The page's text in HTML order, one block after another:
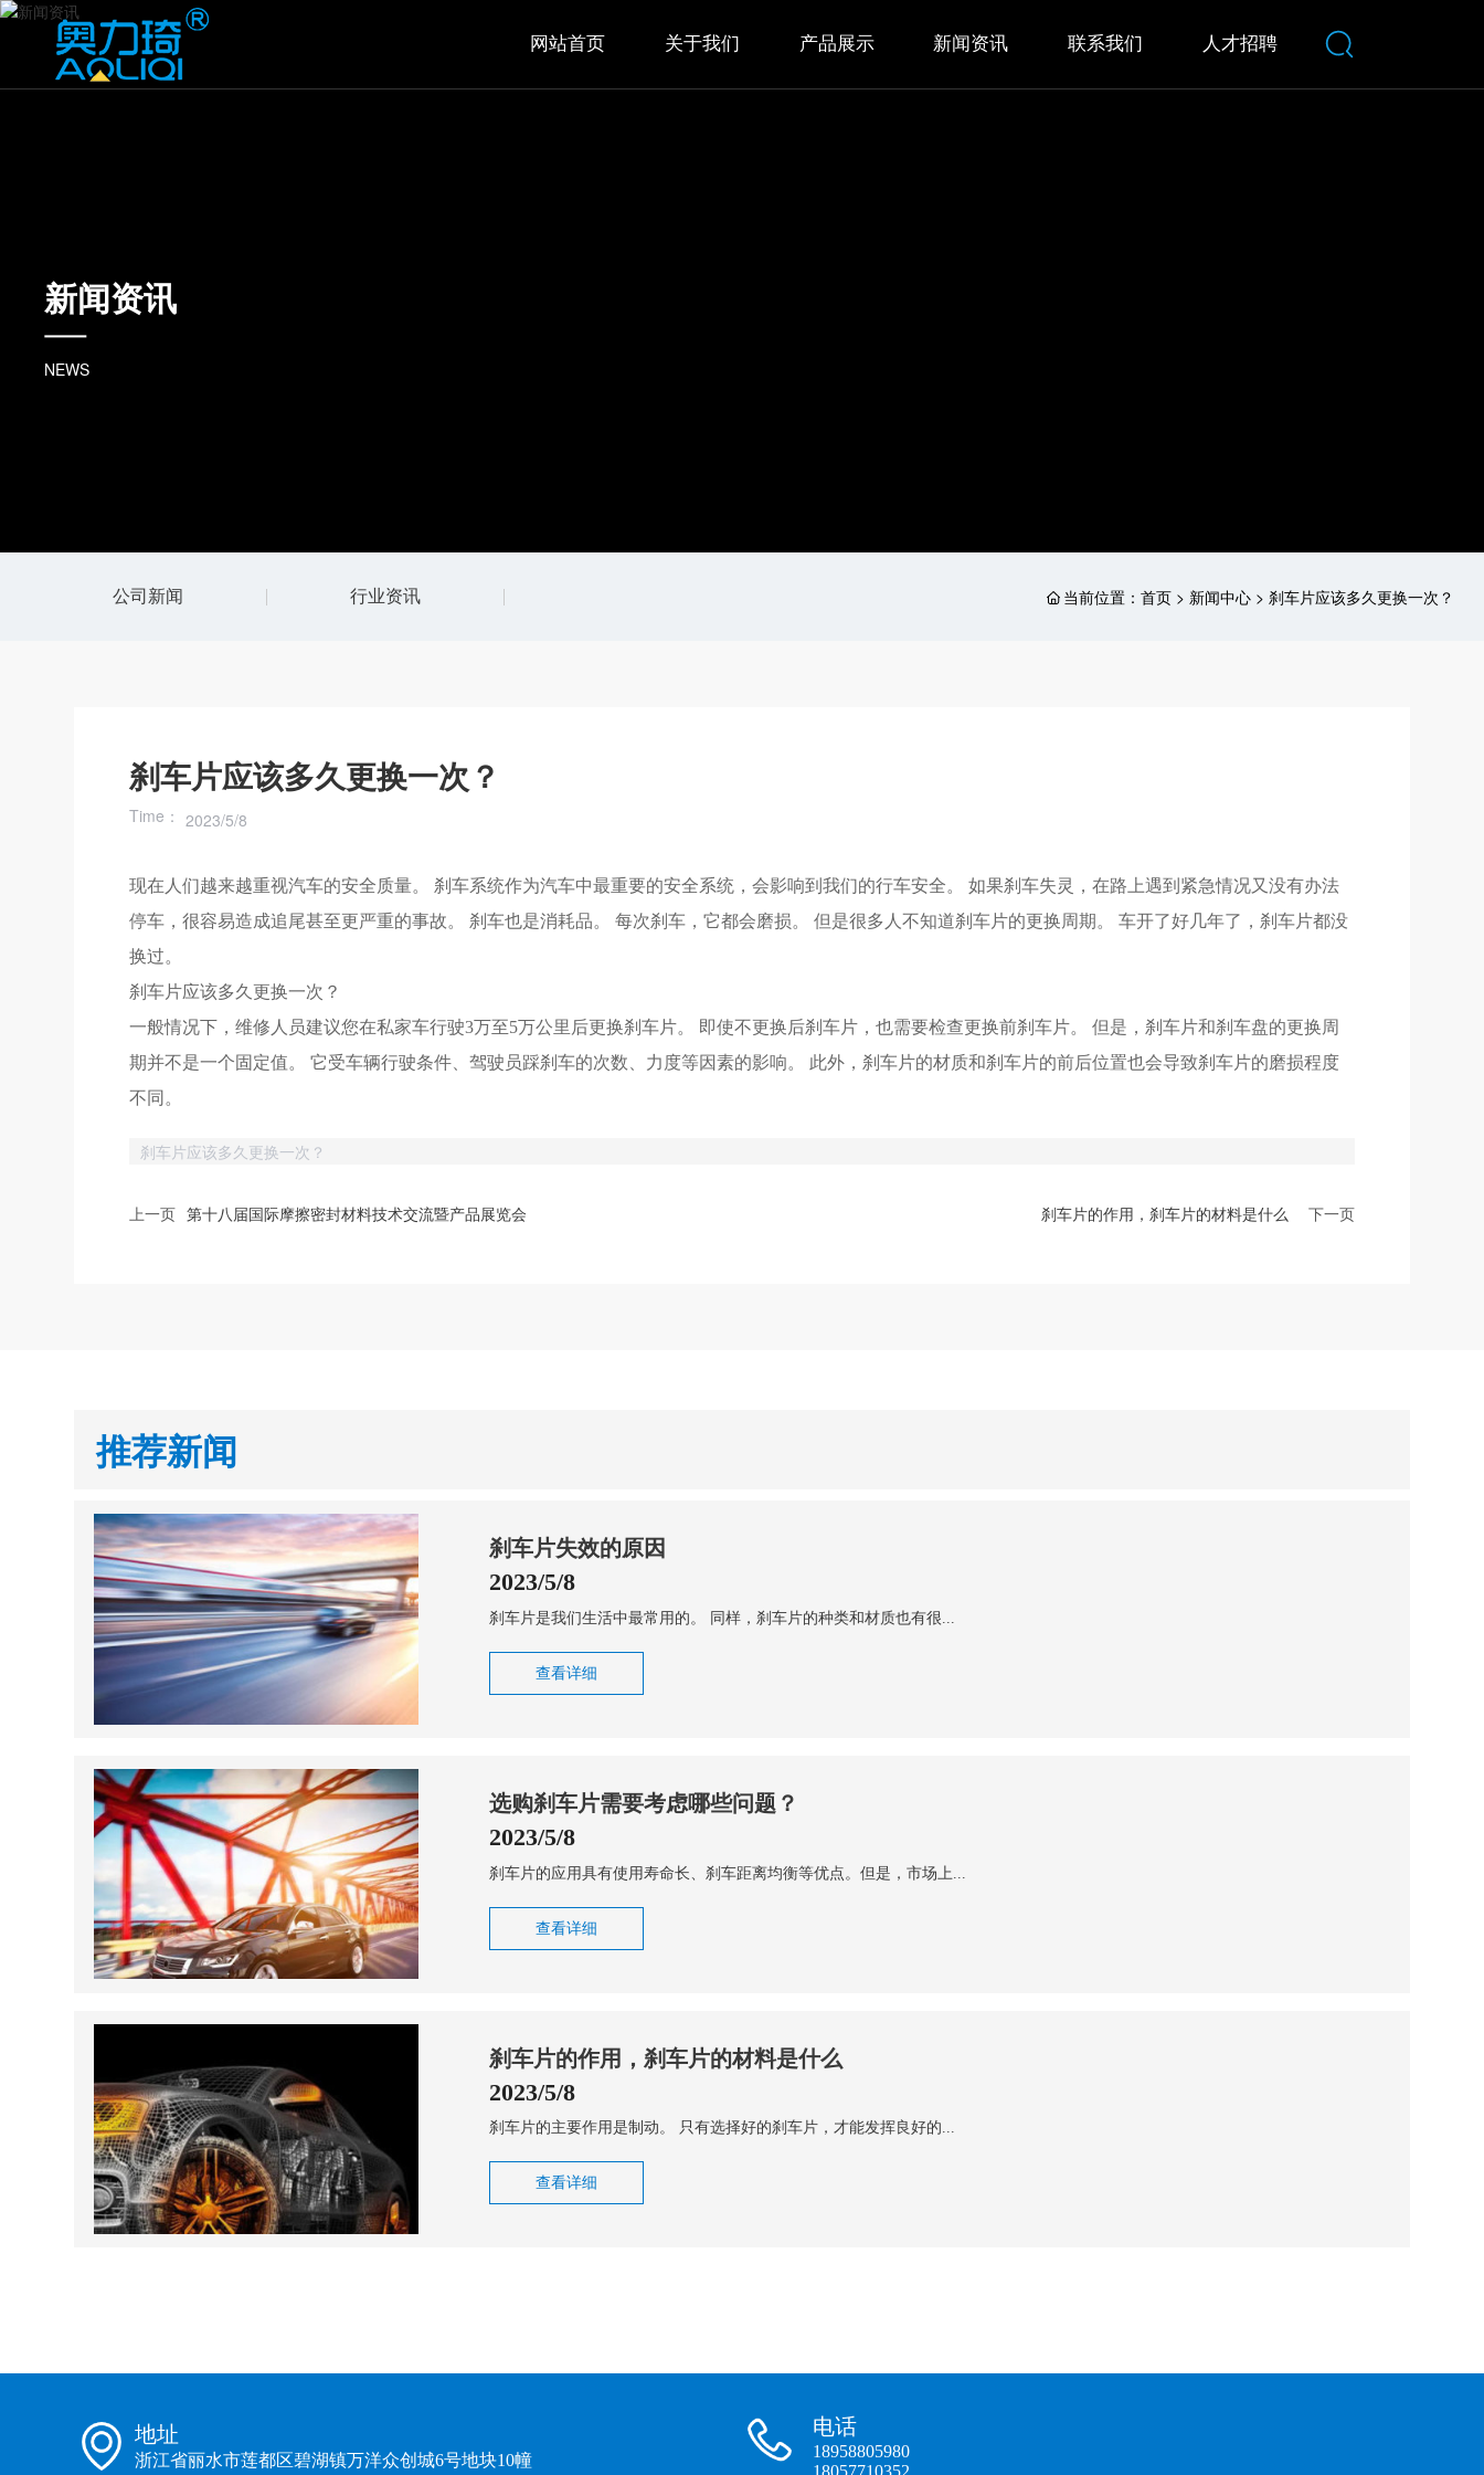
网站首页 关于我们 产品展示 新闻资讯 联系我们 人才招聘
新闻资讯
NEWS
公司新闻 行业资讯 当前位置：首页 > 新闻中心 > 刹车片应该多久更换一次？
刹车片应该多久更换一次？
Time： 2023/5/8
现在人们越来越重视汽车的安全质量。 刹车系统作为汽车中最重要的安全系统，会影响到我们的行车安全。 如果刹车失灵，在路上遇到紧急情况又没有办法
停车，很容易造成追尾甚至更严重的事故。 刹车也是消耗品。 每次刹车，它都会磨损。 但是很多人不知道刹车片的更换周期。 车开了好几年了，刹车片都没
换过。
刹车片应该多久更换一次？
一般情况下，维修人员建议您在私家车行驶3万至5万公里后更换刹车片。 即使不更换后刹车片，也需要检查更换前刹车片。 但是，刹车片和刹车盘的更换周
期并不是一个固定值。 它受车辆行驶条件、驾驶员踩刹车的次数、力度等因素的影响。 此外，刹车片的材质和刹车片的前后位置也会导致刹车片的磨损程度
不同。
刹车片应该多久更换一次？
上一页 第十八届国际摩擦密封材料技术交流暨产品展览会 刹车片的作用，刹车片的材料是什么 下一页
推荐新闻
刹车片失效的原因
2023/5/8
刹车片是我们生活中最常用的。 同样，刹车片的种类和材质也有很...
查看详细
选购刹车片需要考虑哪些问题？
2023/5/8
刹车片的应用具有使用寿命长、刹车距离均衡等优点。但是，市场上...
查看详细
刹车片的作用，刹车片的材料是什么
2023/5/8
刹车片的主要作用是制动。 只有选择好的刹车片，才能发挥良好的...
查看详细
地址
浙江省丽水市莲都区碧湖镇万洋众创城6号地块10幢
电话
18958805980
18057710352